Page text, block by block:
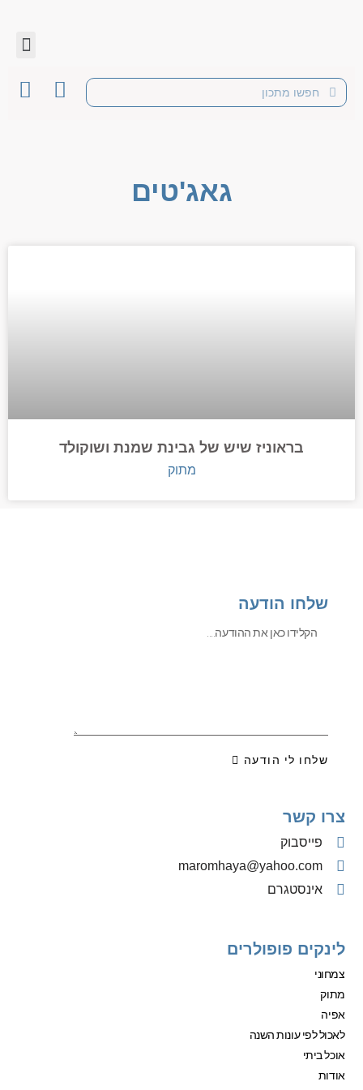
גאג'טים
בראוניז שיש של גבינת שמנת ושוקולד
מתוק
שלחו הודעה
שלחו לי הודעה
צרו קשר
פייסבוק
‫maromhaya@yahoo.com
אינסטגרם
לינקים פופולרים
צמחוני
מתוק
אפיה
לאכול לפי עונות השנה
אוכל ביתי
אודות